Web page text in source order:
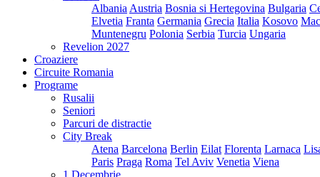
Albania Austria Bosnia si Hertegovina Bulgaria
Elvetia Franta Germania Grecia Italia Kosovo
Muntenegru Polonia Serbia Turcia Ungaria
Revelion 2027
Croaziere
Circuite Romania
Programe
Rusalii
Seniori
Parcuri de distractie
City Break
Atena Barcelona Berlin Eilat Florenta Larnaca
Paris Praga Roma Tel Aviv Venetia Viena
1 Decembrie